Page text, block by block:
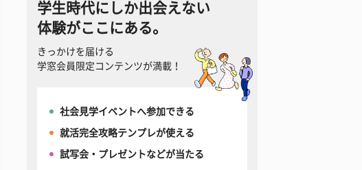
学生時代にしか出会えない
体験がここにある。
きっかけを届ける
学窓会員限定コンテンツが満載！
社会見学イベントへ参加できる
就活完全攻略テンプレが使える
試写会・プレゼントなどが当たる